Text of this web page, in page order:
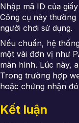
Nhập mã ID của
Công cụ này thường
người chơi sử dụng.
Nếu chuẩn, hệ
một vài đơn vị như
màn hình. Lúc này,
Trong trường hợp
hoặc chứng nhận
Kết luận